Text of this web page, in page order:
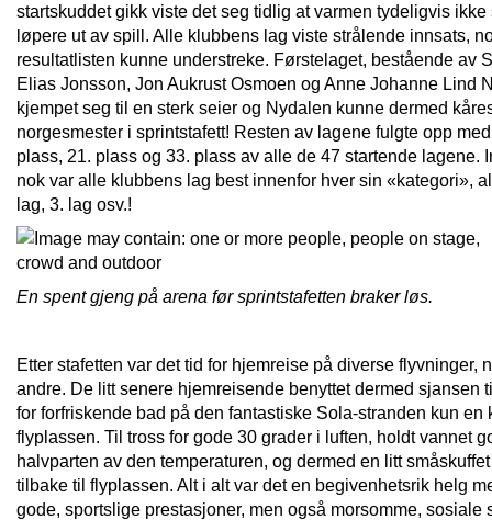
startskuddet gikk viste det seg tidlig at varmen tydeligvis ikke
løpere ut av spill. Alle klubbens lag viste strålende innsats,
resultatlisten kunne understreke. Førstelaget, bestående av
Elias Jonsson, Jon Aukrust Osmoen og Anne Johanne Lind
kjempet seg til en sterk seier og Nydalen kunne dermed
norgesmester i sprintstafett! Resten av lagene fulgte opp
plass, 21. plass og 33. plass av alle de 47 startende lagene.
nok var alle klubbens lag best innenfor hver sin «kategori»,
lag, 3. lag osv.!
En spent gjeng på arena før sprintstafetten braker løs.
Etter stafetten var det tid for hjemreise på diverse flyvninger,
andre. De litt senere hjemreisende benyttet dermed sjansen
for forfriskende bad på den fantastiske Sola-stranden kun en
flyplassen. Til tross for gode 30 grader i luften, holdt vannet
halvparten av den temperaturen, og dermed en litt
tilbake til flyplassen. Alt i alt var det en begivenhetsrik helg
gode, sportslige prestasjoner, men også morsomme, sosiale